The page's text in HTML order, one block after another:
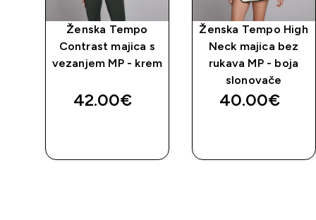
Ženska Tempo
Contrast majica s
vezanjem MP - krem
42.00€‎
Ženska Tempo High
Neck majica bez
rukava MP - boja
slonovače
40.00€‎